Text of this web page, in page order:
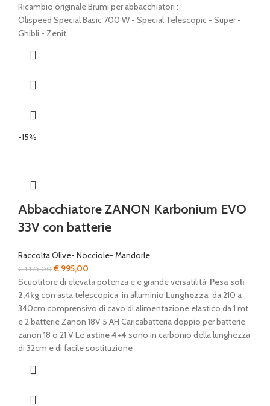
era:
€ 9,00.
è:
€ 7,50.
Ricambio originale Brumi per abbacchiatori :
Olispeed Special Basic 700 W - Special Telescopic - Super -
Ghibli - Zenit
-15%
Abbacchiatore ZANON Karbonium EVO
33V con batterie
Raccolta Olive- Nocciole- Mandorle
€1.175,00Il
prezzo
originale
era:
€ 1.175,00.
€ 995,00
prezzo
attuale
è:
€ 995,00.
Scuotitore di elevata potenza e e grande versatilità Pesa soli
2,4kgcon asta telescopica in alluminio Lunghezza da 210 a
340cm comprensivo di cavo di alimentazione elastico da 1 mt
e 2 batterie Zanon 18V 5 AH Caricabatteria doppio per batterie
zanon 18 o 21 V Le astine 4+4 sono in carbonio della lunghezza
di 32cm e di facile sostituzione